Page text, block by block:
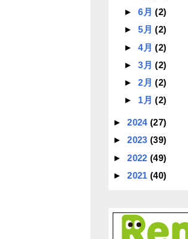
►6月(2)
►5月(2)
►4月(2)
►3月(2)
►2月(2)
► 1月(2)
►2024(27)
►2023(39)
►2022(49)
►2021(40)